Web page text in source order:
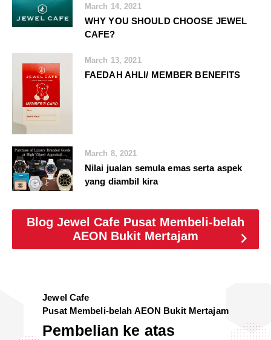
March 14, 2021
WHY YOU SHOULD CHOOSE JEWEL
CAFE?
March 13, 2021
FAEDAH AHLI/ MEMBER BENEFITS
March 8, 2021
Nilai jualan semula emas serta aspek
yang diambil kira
Blog Jewel Cafe Pusat Membeli-belah
AEON Bukit Mertajam
chevron_right
Jewel Cafe
Pusat Membeli-belah AEON Bukit Mertajam
Pembelian ke atas